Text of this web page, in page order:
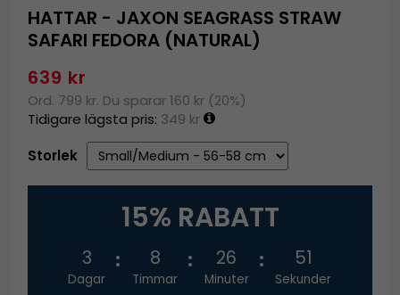
HATTAR - JAXON SEAGRASS STRAW
SAFARI FEDORA (NATURAL)
639 kr
Ord. 799 kr. Du sparar 160 kr (20%)
Tidigare lägsta pris: 349 kr
Storlek
15% RABATT
3
Dagar
8
Timmar
26
Minuter
51
Sekunder